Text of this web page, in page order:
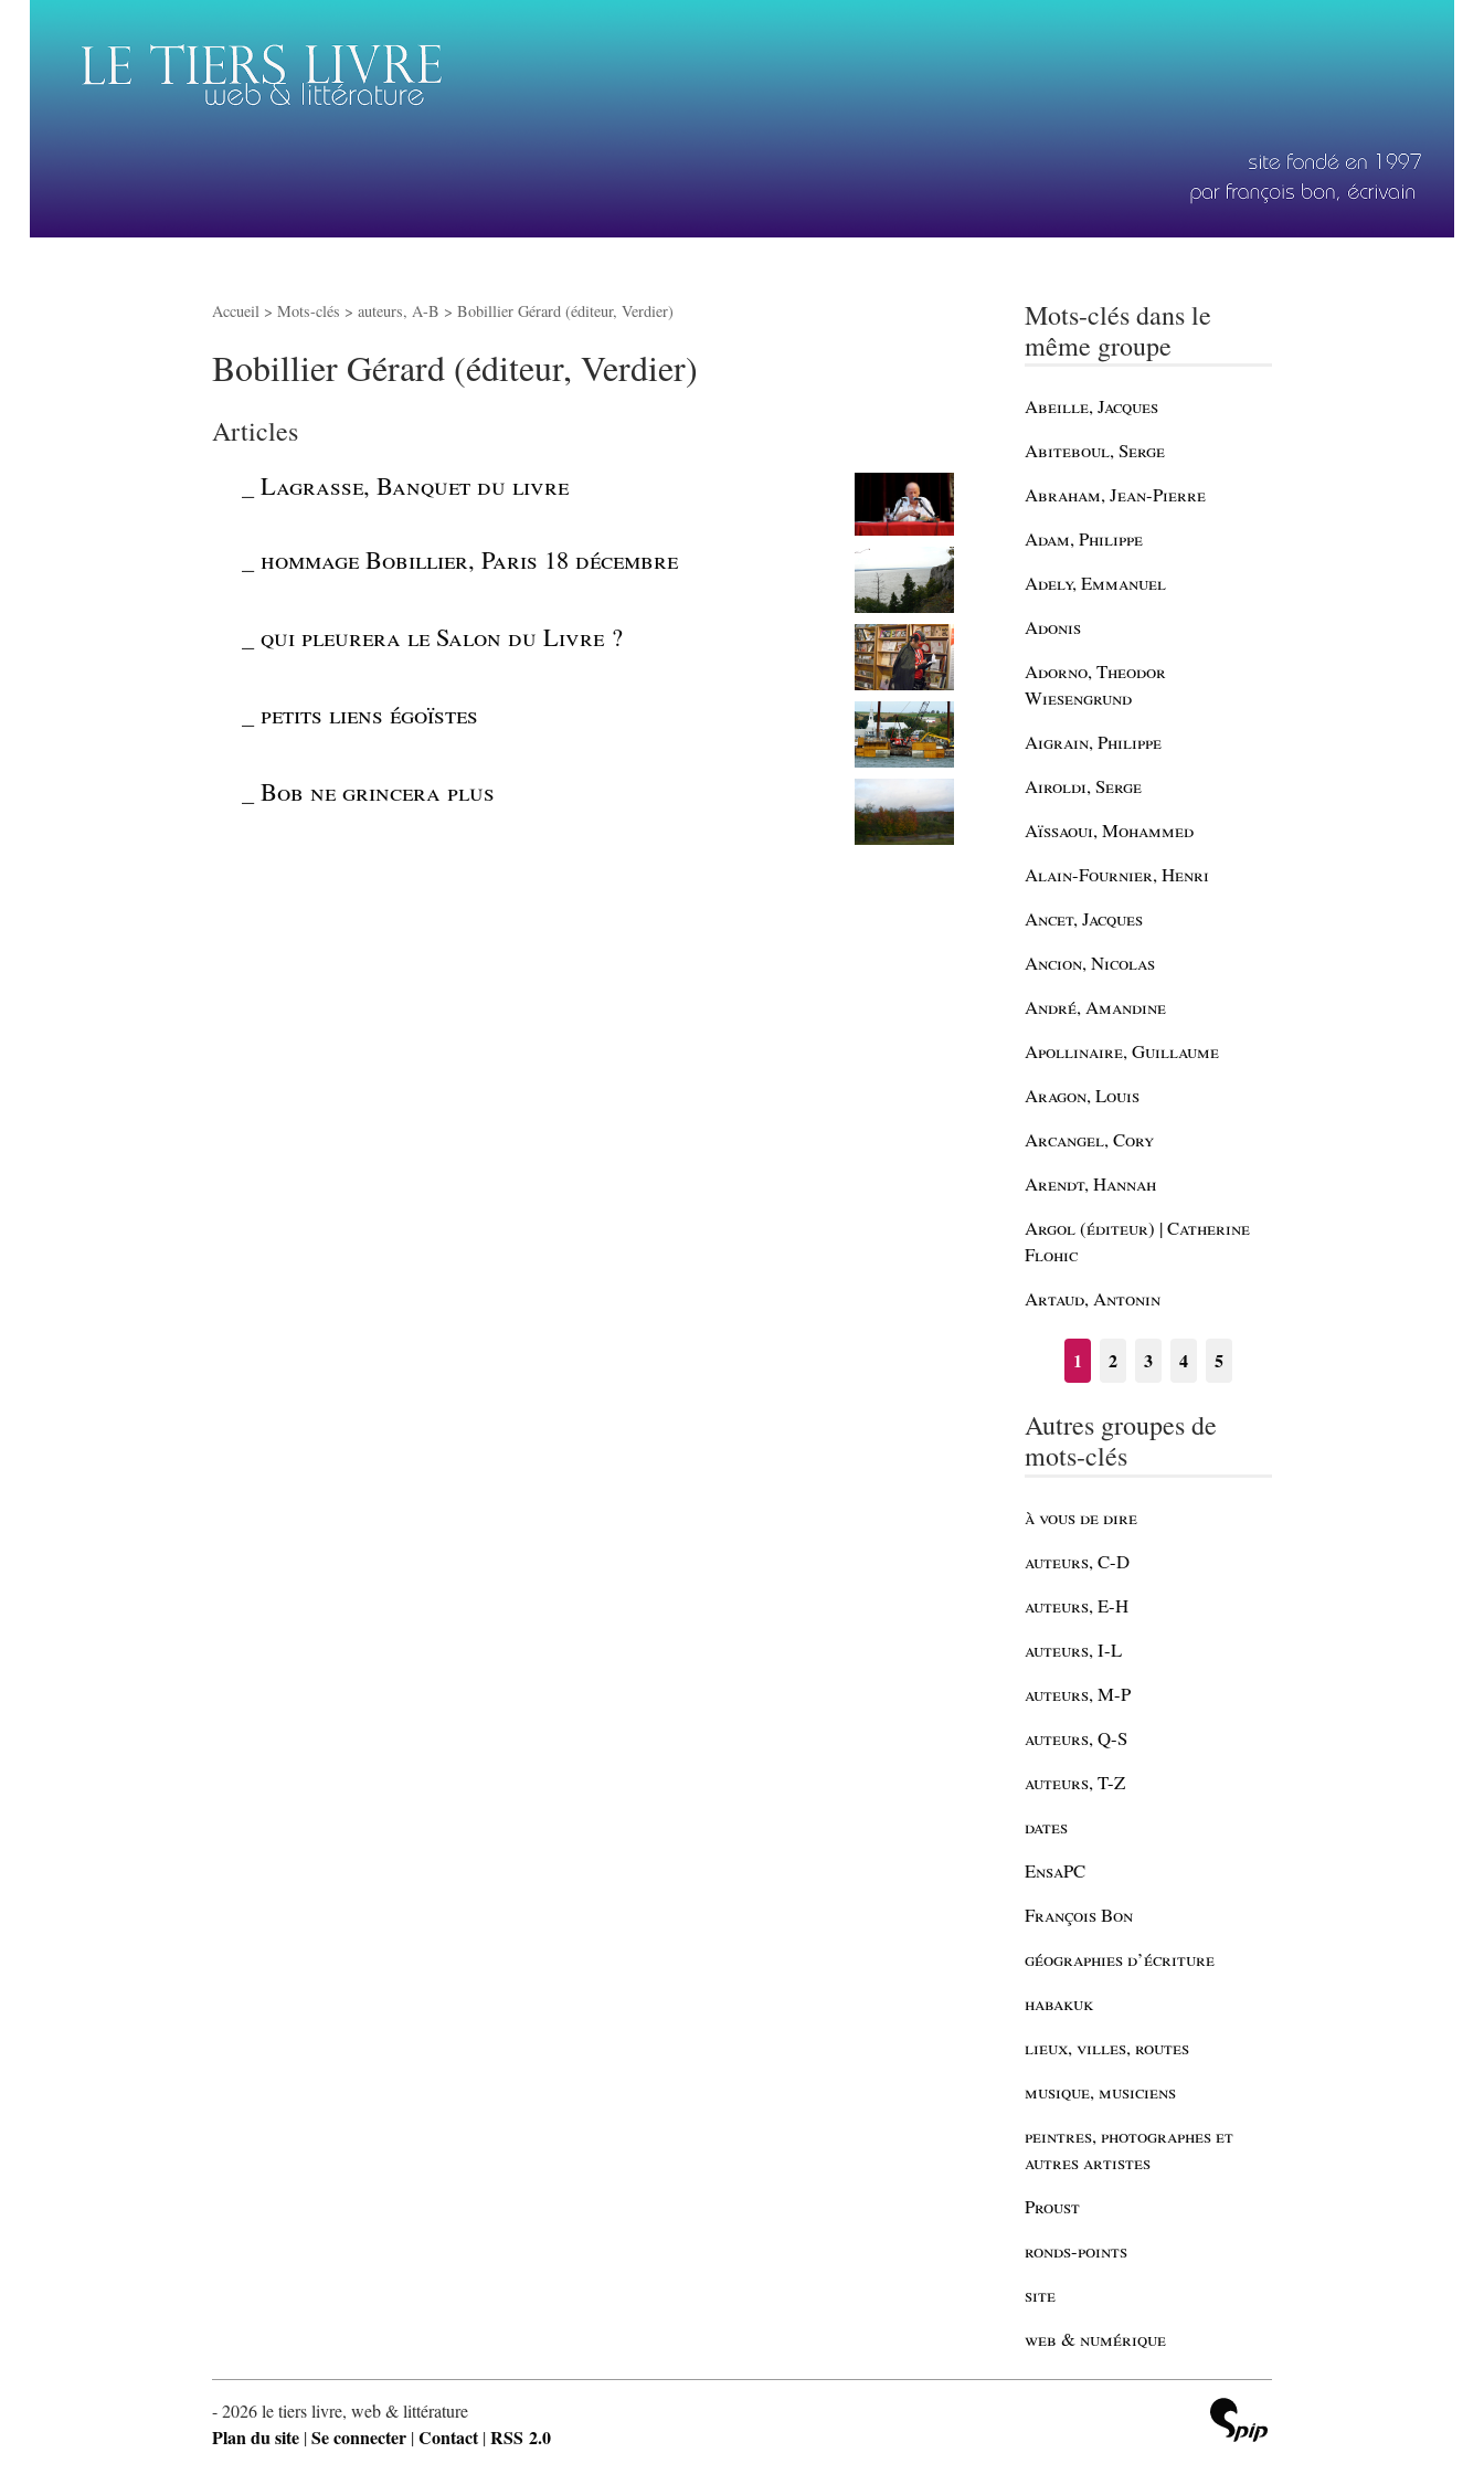
Accueil > Mots-clés > auteurs, A-B > Bobillier Gérard (éditeur, Verdier)
Bobillier Gérard (éditeur, Verdier)
Articles
Lagrasse, Banquet du livre
hommage Bobillier, Paris 18 décembre
qui pleurera le Salon du Livre ?
petits liens égoïstes
Bob ne grincera plus
Mots-clés dans le
même groupe
Abeille, Jacques
Abiteboul, Serge
Abraham, Jean-Pierre
Adam, Philippe
Adely, Emmanuel
Adonis
Adorno, Theodor
Wiesengrund
Aigrain, Philippe
Airoldi, Serge
Aïssaoui, Mohammed
Alain-Fournier, Henri
Ancet, Jacques
Ancion, Nicolas
André, Amandine
Apollinaire, Guillaume
Aragon, Louis
Arcangel, Cory
Arendt, Hannah
Argol (éditeur) | Catherine
Flohic
Artaud, Antonin
1 2 3 4 5
Autres groupes de
mots-clés
à vous de dire
auteurs, C-D
auteurs, E-H
auteurs, I-L
auteurs, M-P
auteurs, Q-S
auteurs, T-Z
dates
EnsaPC
François Bon
géographies d’écriture
habakuk
lieux, villes, routes
musique, musiciens
peintres, photographes et
autres artistes
Proust
ronds-points
site
web & numérique
- 2026 le tiers livre, web & littérature
Plan du site |Se connecter |Contact|RSS 2.0